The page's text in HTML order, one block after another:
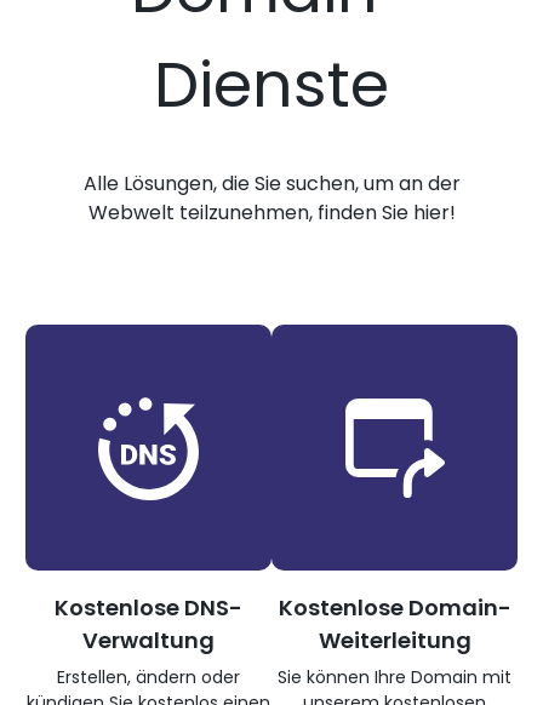
Dienste
Alle Lösungen, die Sie suchen, um an der
Webwelt teilzunehmen, finden Sie hier!
Kostenlose DNS-
Verwaltung
Erstellen, ändern oder
Kostenlose Domain-
Weiterleitung
Sie können Ihre Domain mit